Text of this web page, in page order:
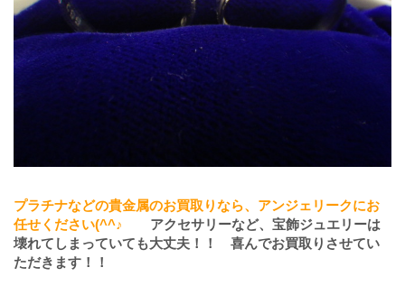
プラチナなどの貴金属のお買取りなら、アンジェリークにお
任せください(^^♪
アクセサリーなど、宝飾ジュエリーは
壊れてしまっていても大丈夫！！ 喜んでお買取りさせてい
ただきます！！